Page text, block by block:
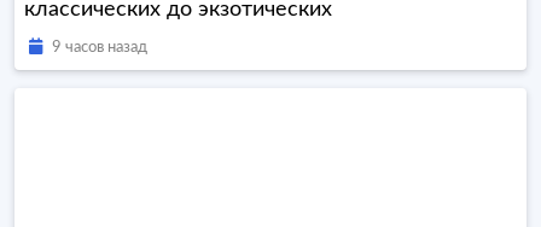
классических до экзотических
9 часов назад